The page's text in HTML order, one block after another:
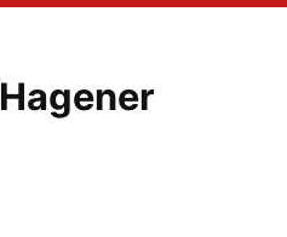
Hagener